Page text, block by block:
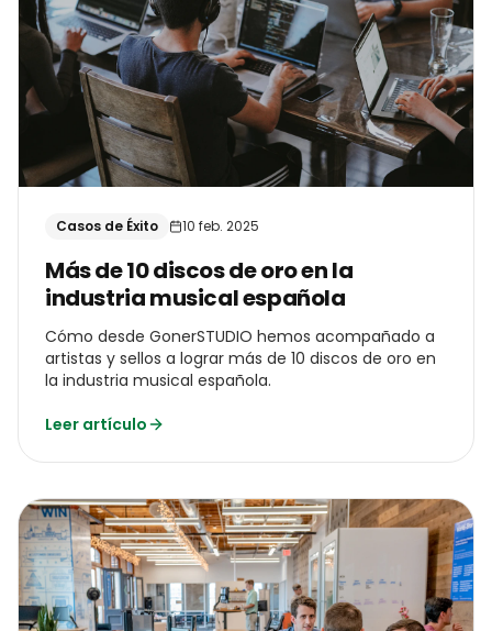
Casos de Éxito 10 feb. 2025
Más de 10 discos de oro en la
industria musical española
Cómo desde GonerSTUDIO hemos acompañado a
artistas y sellos a lograr más de 10 discos de oro en
la industria musical española.
Leer artículo